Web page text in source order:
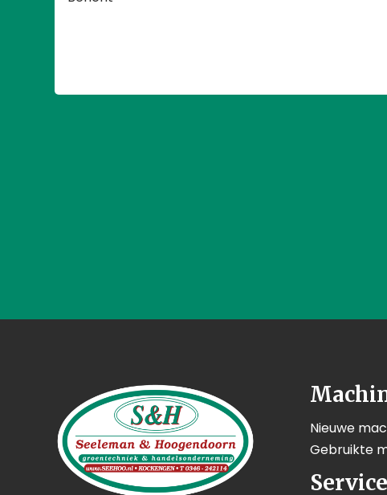
Nieuwe
Gebruikte
Service